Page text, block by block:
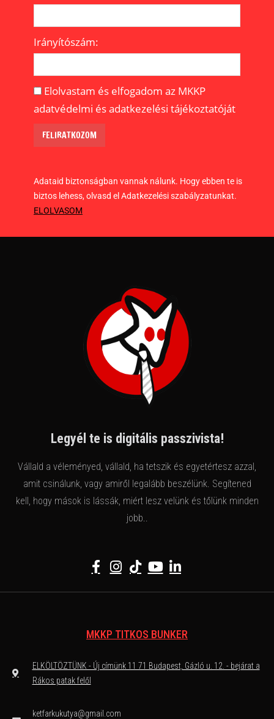
Irányítószám:
Elolvastam és elfogadom az MKKP
adatvédelmi és adatkezelési tájékoztatóját
Adataid biztonságban vannak nálunk. Hogy ebben te is
biztos lehess, olvasd el Adatkezelési szabályzatunkat.
ELOLVASOM
Legyél te is digitális passzivista!
Vállald a véleményed, vállald, ha tetszik és egyetértesz azzal,
amit csinálunk, vagy amiről legalább beszélünk. Segítened
kell, hogy mások is lássák, miért lesz velünk és tőlünk minden
jobb..
MKKP TITKOS BUNKER
ELKÖLTÖZTÜNK - Új címünk 11 71 Budapest, Gázló u. 12. - bejárat a
Rákos patak felől
ketfarkukutya@gmail.com